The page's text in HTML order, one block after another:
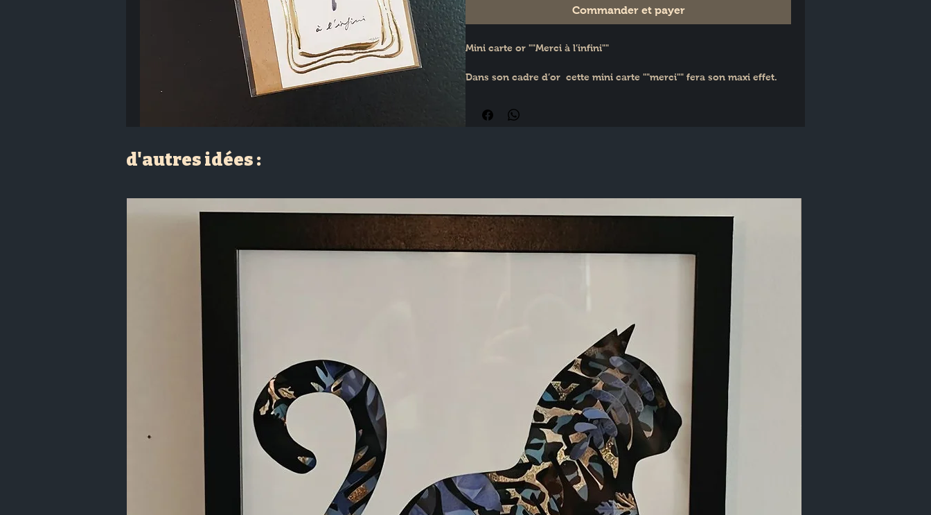
Commander et payer
Mini carte or ""Merci à l’infini""
Dans son cadre d’or  cette mini carte ""merci"" fera son maxi effet.
un bouquet de fleur !
d'autres idées :